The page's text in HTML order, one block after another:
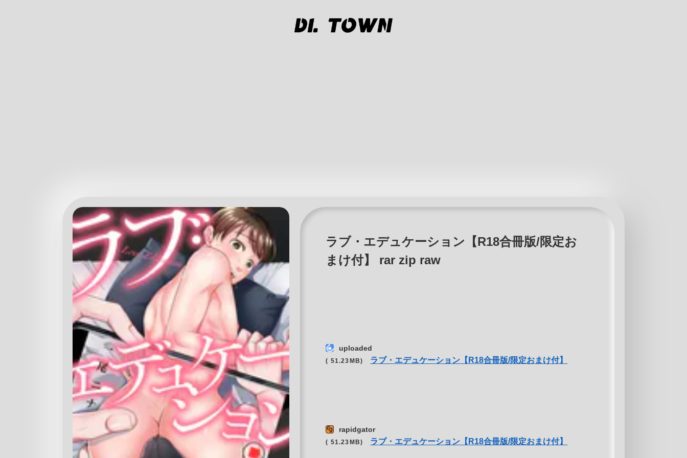
ラブ・エデュケーション【R18合冊版/限定お
まけ付】 rar zip raw
uploaded
( 51.23MB) ラブ・エデュケーション【R18合冊版/限定おまけ付】
rapidgator
( 51.23MB) ラブ・エデュケーション【R18合冊版/限定おまけ付】